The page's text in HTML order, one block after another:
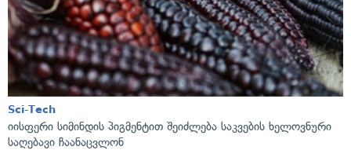
Sci-Tech
იისფერი სიმინდის პიგმენტით შეიძლება საკვების ხელოვნური
საღებავი ჩაანაცვლონ